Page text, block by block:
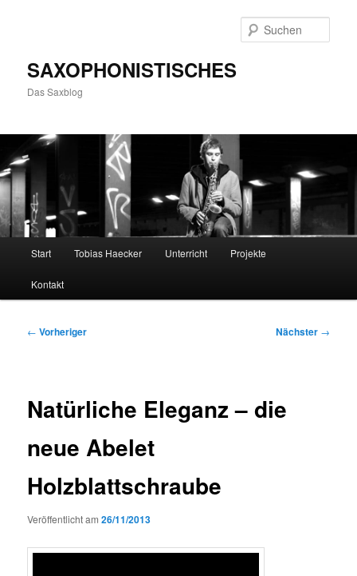
SAXOPHONISTISCHES
Das Saxblog
Start Tobias Haecker Unterricht Projekte
Kontakt
Beitragsnavigation
← Vorheriger Nächster →
Natürliche Eleganz – die
neue Abelet
Holzblattschraube
Veröffentlicht am26/11/2013